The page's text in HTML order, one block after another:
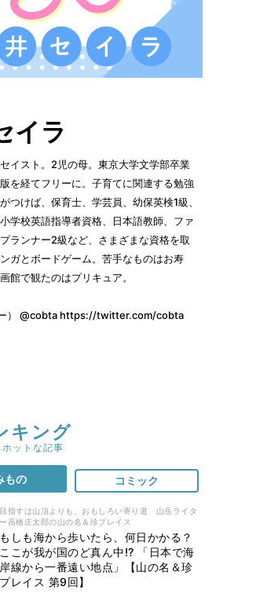
イラ
イスト。2児の母。東京大学文学部卒業
を経てフリーに。子育てに関連する勉強
つけば、保育士、学芸員、幼保英検1級、
学校英語指導者資格、日本語教師、ファ
ランナー2級など、さまざまな資格を取
ガとボードゲーム。苦手なものはお寿
館で観たのはプリキュア。
） @cobta https://twitter.com/cobta
キング
ットな記事
もの コミック
目指すは山頂よりも、おもしろい寄り道 山岳ライタ
ー高橋庄太郎の山の名＆珍プレイス
もしも海から歩いたら、何日かかる？
ここが我が国のど真ん中!? 「日本で海
岸線から一番遠い地点」【山の名＆珍
プレイス 第9回】